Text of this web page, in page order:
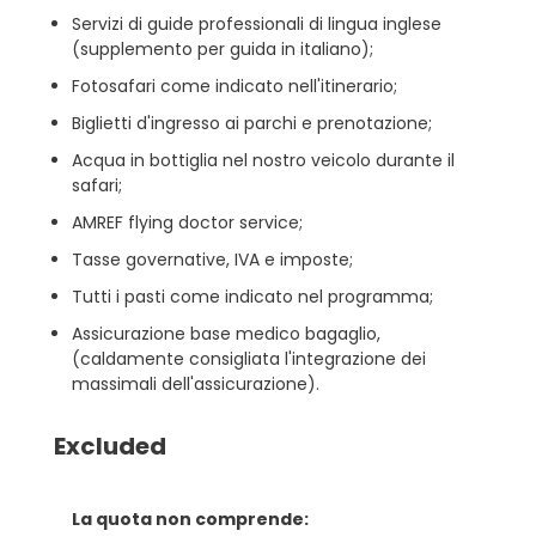
Servizi di guide professionali di lingua inglese
(supplemento per guida in italiano);
Fotosafari come indicato nell'itinerario;
Biglietti d'ingresso ai parchi e prenotazione;
Acqua in bottiglia nel nostro veicolo durante il
safari;
AMREF flying doctor service;
Tasse governative, IVA e imposte;
Tutti i pasti come indicato nel programma;
Assicurazione base medico bagaglio,
(caldamente consigliata l'integrazione dei
massimali dell'assicurazione).
Excluded
La quota non comprende: